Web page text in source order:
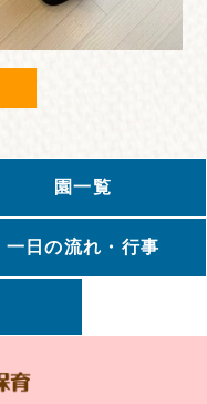
園一覧
一日の流れ・行事